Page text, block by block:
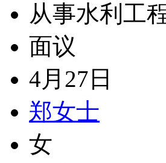
从事水利工
面议
4月27日
郑女士
女